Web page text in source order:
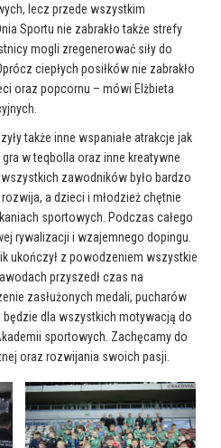
lecz przede wszystkim
Sportu nie zabrakło także strefy
mogli zregenerować siły do
ciepłych posiłków nie zabrakło
oraz popcornu – mówi Elżbieta
także inne wspaniałe atrakcje jak
w teqbolla oraz inne kreatywne
zawodników było bardzo
a dzieci i młodzież chętnie
sportowych. Podczas całego
rywalizacji i wzajemnego dopingu.
ukończył z powodzeniem wszystkie
przyszedł czas na
zasłużonych medali, pucharów
będzie dla wszystkich motywacją do
sportowych. Zachęcamy do
oraz rozwijania swoich pasji.